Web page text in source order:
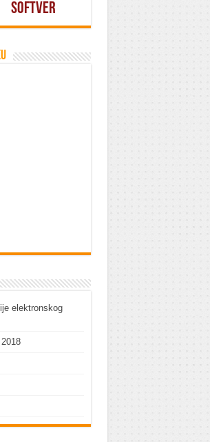
Softver
elektronskog